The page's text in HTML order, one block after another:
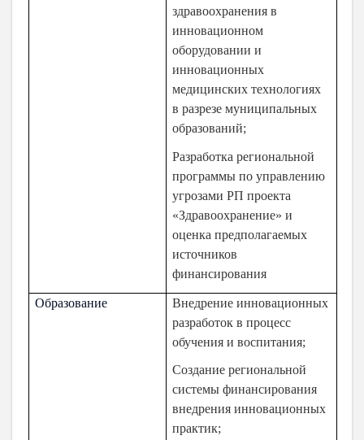
здравоохранения в
инновационном
оборудовании и
инновационных
медицинских технологиях
в разрезе муниципальных
образований;
Разработка региональной
программы по управлению
угрозами РП проекта
«Здравоохранение» и
оценка предполагаемых
источников
финансирования
Образование
Внедрение инновационных
разработок в процесс
обучения и воспитания;
Создание региональной
системы финансирования
внедрения инновационных
практик;